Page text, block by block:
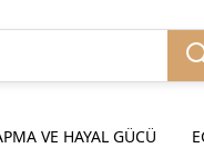
VE HAYAL GÜCÜ